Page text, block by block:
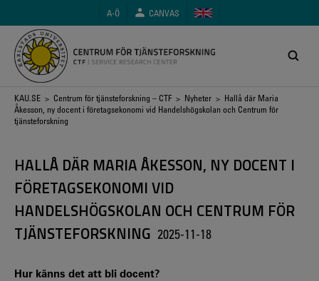
huvudinnehåll
A-Ö CANVAS
Länkstig
KAU.SE > Centrum för tjänsteforskning – CTF > Nyheter > Hallå där Maria
Åkesson, ny docent i företagsekonomi vid Handelshögskolan och Centrum för
tjänsteforskning
HALLÅ DÄR MARIA ÅKESSON, NY DOCENT I
FÖRETAGSEKONOMI VID
HANDELSHÖGSKOLAN OCH CENTRUM FÖR
TJÄNSTEFORSKNING 2025-11-18
Hur känns det att bli docent?